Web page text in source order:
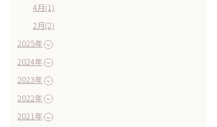
4月(1)
2月(2)
2025年
2024年
2023年
2022年
2021年